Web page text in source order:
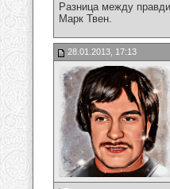
Разница между
Марк Твен.
28.01.2013, 17:13